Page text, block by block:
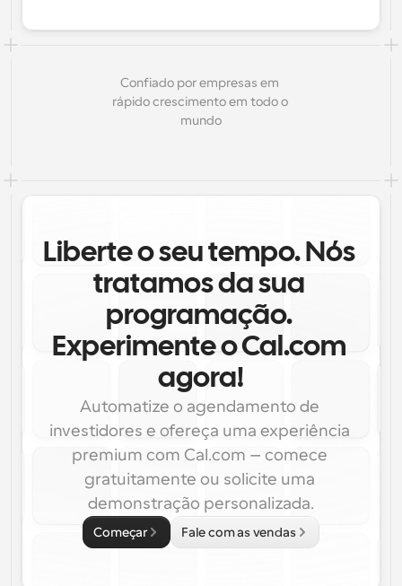
Confiado por empresas em
rápido crescimento em todo o
mundo
Liberte o seu tempo. Nós
tratamos da sua
programação.
Experimente o Cal.com
agora!
Automatize o agendamento de
investidores e ofereça uma experiência
premium com Cal.com – comece
gratuitamente ou solicite uma
demonstração personalizada.
Começar Fale com as vendas